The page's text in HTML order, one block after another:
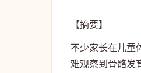
【摘要】
不少家长在儿童
难观察到骨骼发